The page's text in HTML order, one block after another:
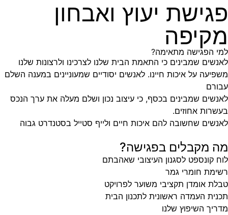
פגישת יעוץ ואבחון
מקיפה
למי הפגישה מתאימה?
לאנשים שמבינים כי התאמת הבית שלנו לצרכינו ולרצונות שלנו
משפיעה על איכות חיינו. לאנשים יסודיים שמעוניינים במענה השלם
עבורם
לאנשים שמבינים בכסף, כי עיצוב נכון ושלם מעלה את ערך הנכס
בעשרות אחוזים.
לאנשים שחשובה להם איכות חיים ולייף סטייל בסטנדרט גבוה
מה מקבלים בפגישה?
לוח קונספט לסגנון העיצובי שאהבתם
רשימת חומרי גמר
טבלת אומדן תקציבי משוער לפרויקט
תכנית העמדה ראשונית לתכנון הבית
מדריך השיפוץ שלנו